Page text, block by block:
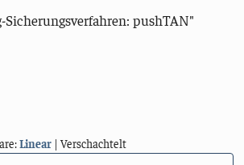
pushTAN"
Linear | Verschachtelt